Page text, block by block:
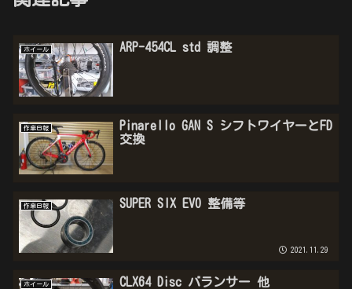
ホイール ARP-454CL std 調整
作業日報
Pinarello GAN S シフトワイヤーとFD
交換
作業日報 SUPER SIX EVO 整備等
2021.11.29
ホイール CLX64 Disc バランサー 他